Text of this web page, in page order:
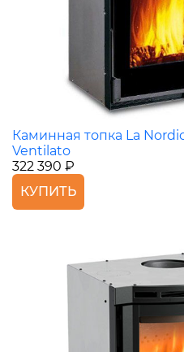
Каминная топка La
Ventilato
322 390 ₽
КУПИТЬ